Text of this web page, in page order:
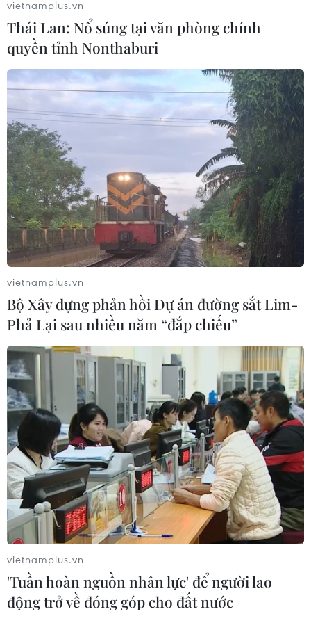
Tính bổ trợ cao giữa Việt Nam và
Trung Quốc trong hợp tác đầu tư
chuỗi cung ứng
10/08/2026 05:50
Nhãn lồng Hưng Yên đứng trước cơ
hội bảo tồn và phát triển thương hiệu
10/08/2026 05:12
Giá vàng trong nước đi xuống, giao
dịch quanh mức 143,5 triệu đồng
Giá vàng ngày 10/8: Bảng giá tại các
công ty vàng bạc đá quý
10/08/2026 02:06
Giá dầu tiếp tục leo thang khi rủi ro
gián đoạn nguồn cung gia tăng
10/08/2026 02:03
Giá vàng đi ngang trong phiên giao
dịch đầu tuần
10/08/2026 02:02
vietnamplus.vn
Thái Lan: Nổ súng tại văn phòng chính
quyền tỉnh Nonthaburi
vietnamplus.vn
Bộ Xây dựng phản hồi Dự án đường sắt Lim-
Phả Lại sau nhiều năm “đắp chiếu”
vietnamplus.vn
'Tuần hoàn nguồn nhân lực' để người lao
động trở về đóng góp cho đất nước